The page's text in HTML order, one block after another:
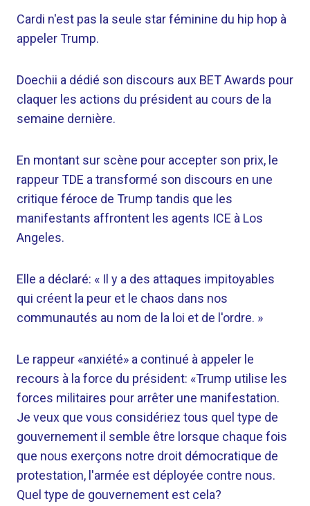
Cardi n'est pas la seule star féminine du hip hop à
appeler Trump.
Doechii a dédié son discours aux BET Awards pour
claquer les actions du président au cours de la
semaine dernière.
En montant sur scène pour accepter son prix, le
rappeur TDE a transformé son discours en une
critique féroce de Trump tandis que les
manifestants affrontent les agents ICE à Los
Angeles.
Elle a déclaré: « Il y a des attaques impitoyables
qui créent la peur et le chaos dans nos
communautés au nom de la loi et de l'ordre. »
Le rappeur «anxiété» a continué à appeler le
recours à la force du président: «Trump utilise les
forces militaires pour arrêter une manifestation.
Je veux que vous considériez tous quel type de
gouvernement il semble être lorsque chaque fois
que nous exerçons notre droit démocratique de
protestation, l'armée est déployée contre nous.
Quel type de gouvernement est cela?